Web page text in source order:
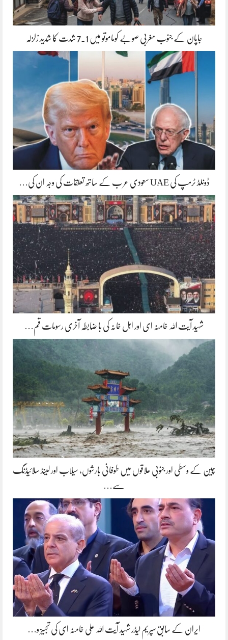
جاپان کے جنوب مغربی صوبے کوماموتو میں 7.1 شدت کا شدید زلزلہ
ڈونلڈ ٹرمپ کی UAE سعودی عر ب کے ساتھ تعلقات کی وجہ ان کی…
شہید آیت اللہ خامنہ ای اور اہل خانہ کی با ضابطہ آخری رسومات قم…
چین کے وسطی اور جنوبی علاقوں میں طوفانی بارشوں، سیلاب اور لینڈ سلائیڈنگ
سے…
ایران کے سابق سپریم لیڈر شہید آیت اللہ علی خامنہ ای کی تجہیز و…